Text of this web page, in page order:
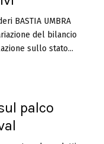
BASTIA UMBRA
del bilancio
sullo stato...
palco